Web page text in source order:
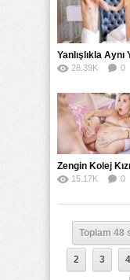
28.39K 0
15.17K 0
Toplam 48
2 3 4